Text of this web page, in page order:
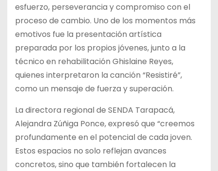
esfuerzo, perseverancia y compromiso con el
proceso de cambio. Uno de los momentos más
emotivos fue la presentación artística
preparada por los propios jóvenes, junto a la
técnico en rehabilitación Ghislaine Reyes,
quienes interpretaron la canción “Resistiré”,
como un mensaje de fuerza y superación.
La directora regional de SENDA Tarapacá,
Alejandra Zúñiga Ponce, expresó que “creemos
profundamente en el potencial de cada joven.
Estos espacios no solo reflejan avances
concretos, sino que también fortalecen la